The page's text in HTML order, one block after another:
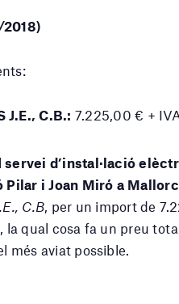
2018)
J.E., C.B.: 7.225,00 € +
servei d’instal·lació
i Joan Miró a
C.B, per un import de
la qual cosa fa un preu
més aviat possible.